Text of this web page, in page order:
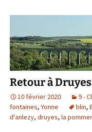
Retour à
10 février 2020 9 -
fontaines, Yonne blin,
d'anlezy, druyes, la